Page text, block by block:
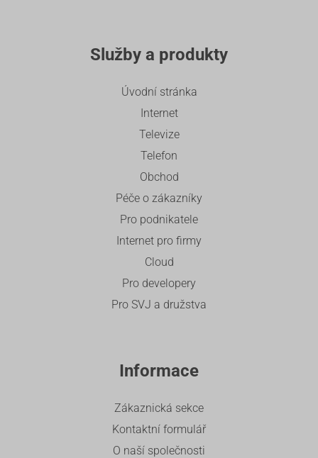
Služby a produkty
Úvodní stránka
Internet
Televize
Telefon
Obchod
Péče o zákazníky
Pro podnikatele
Internet pro firmy
Cloud
Pro developery
Pro SVJ a družstva
Informace
Zákaznická sekce
Kontaktní formulář
O naší společnosti